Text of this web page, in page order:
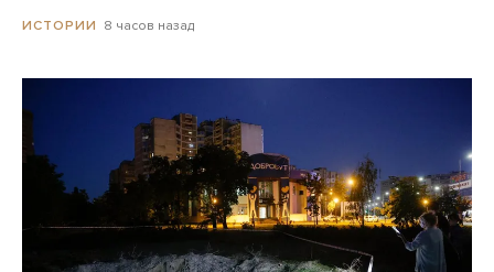
ИСТОРИИ 8 часов назад